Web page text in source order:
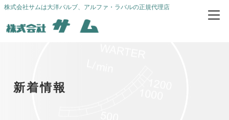
株式会社サムは大洋バルブ、アルファ・ラバルの正規代理店
新着情報